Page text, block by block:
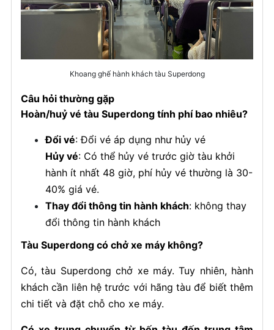
Khoang ghế hành khách tàu Superdong
Câu hỏi thường gặp
Hoàn/huỷ vé tàu Superdong tính phí bao nhiêu?
Đổi vé: Đổi vé áp dụng như hủy vé
Hủy vé: Có thể hủy vé trước giờ tàu khởi
hành ít nhất 48 giờ, phí hủy vé thường là 30-
40% giá vé.
Thay đổi thông tin hành khách: không thay
đổi thông tin hành khách
Tàu Superdong có chở xe máy không?
Có, tàu Superdong chở xe máy. Tuy nhiên, hành
khách cần liên hệ trước với hãng tàu để biết thêm
chi tiết và đặt chỗ cho xe máy.